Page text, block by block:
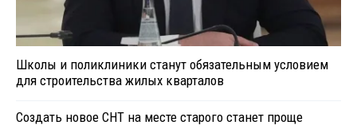
Школы и поликлиники станут обязательным условием
для строительства жилых кварталов
Создать новое СНТ на месте старого станет проще